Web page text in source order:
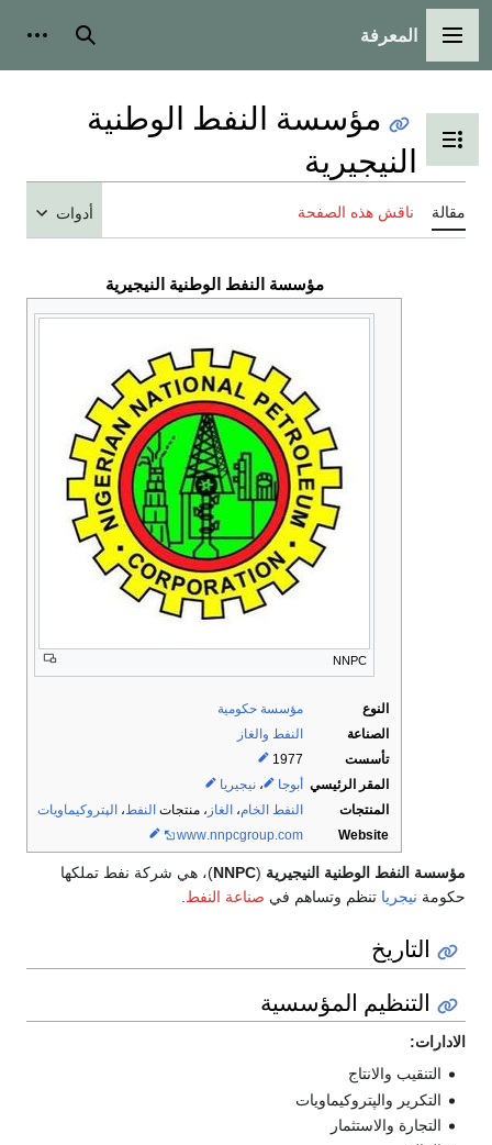
القائمة الرئيسية
المعرفة بحث
تبديل عرض جدول المحتويات
مؤسسة النفط الوطنية
النيجيرية
مقالة ناقش هذه الصفحة أدوات
مؤسسة النفط الوطنية النيجيرية
NNPC
النوع
مؤسسة حكومية
الصناعة
النفط والغاز
تأسست
1977
المقر الرئيسي
أبوجا ، نيجيريا
المنتجات
النفط الخام، الغاز ، منتجات النفط، الپتروكيماويات
Website
www.nnpcgroup.com
مؤسسة النفط الوطنية النيجيرية (
NNPC)، هي شركة نفط تملكها
حكومة نيجريا تنظم وتساهم في صناعة النفط
التاريخ
التنظيم المؤسسية
الادارات:
التنقيب والانتاج
التكرير والپتروكيماويات
التجارة والاستثمار